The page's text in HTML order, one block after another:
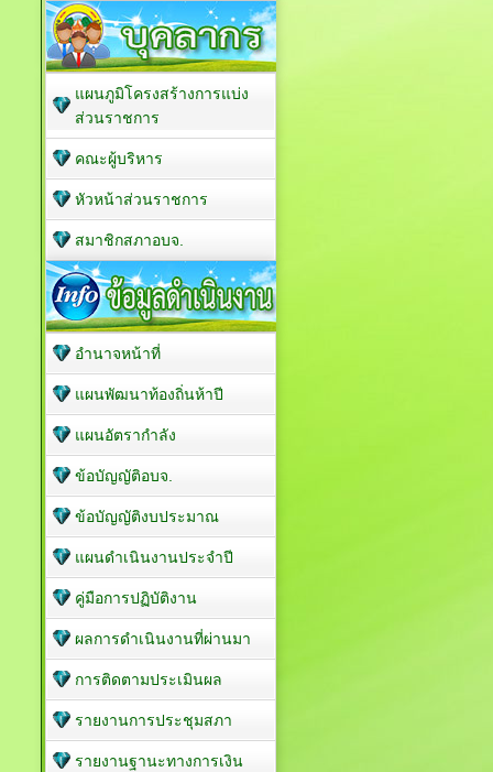
แผนภูมิโครงสร้างการแบ่ง
ส่วนราชการ
คณะผู้บริหาร
หัวหน้าส่วนราชการ
สมาชิกสภาอบจ.
อำนาจหน้าที่
แผนพัฒนาท้องถิ่นห้าปี
แผนอัตรากำลัง
ข้อบัญญัติอบจ.
ข้อบัญญัติงบประมาณ
แผนดำเนินงานประจำปี
คู่มือการปฏิบัติงาน
ผลการดำเนินงานที่ผ่านมา
การติดตามประเมินผล
รายงานการประชุมสภา
รายงานฐานะทางการเงิน